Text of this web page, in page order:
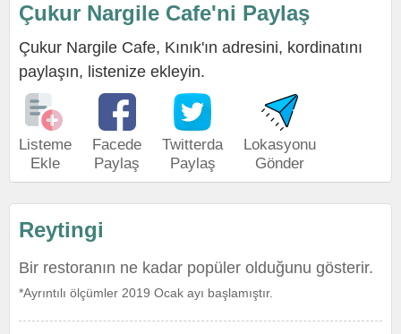
Çukur Nargile Cafe'ni Paylaş
Çukur Nargile Cafe, Kınık'ın adresini, kordinatını
paylaşın, listenize ekleyin.
Listeme
Ekle
Facede
Paylaş
Twitterda
Paylaş
Lokasyonu
Gönder
Reytingi
Bir restoranın ne kadar popüler olduğunu gösterir.
*Ayrıntılı ölçümler 2019 Ocak ayı başlamıştır.